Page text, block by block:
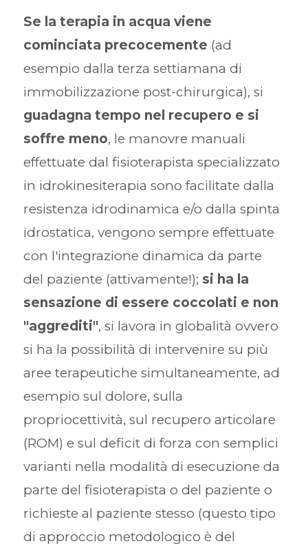
Se la terapia in acqua viene
cominciata precocemente (ad
esempio dalla terza settiamana di
immobilizzazione post-chirurgica), si
guadagna tempo nel recupero e si
soffre meno, le manovre manuali
effettuate dal fisioterapista specializzato
in idrokinesiterapia sono facilitate dalla
resistenza idrodinamica e/o dalla spinta
idrostatica, vengono sempre effettuate
con l'integrazione dinamica da parte
del paziente (attivamente!); si ha la
sensazione di essere coccolati e non
"aggrediti", si lavora in globalità ovvero
si ha la possibilità di intervenire su più
aree terapeutiche simultaneamente, ad
esempio sul dolore, sulla
propriocettività, sul recupero articolare
(ROM) e sul deficit di forza con semplici
varianti nella modalità di esecuzione da
parte del fisioterapista o del paziente o
richieste al paziente stesso (questo tipo
di approccio metodologico è del